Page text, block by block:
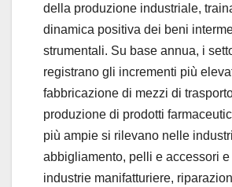
della produzione industriale,
dinamica positiva dei beni
strumentali. Su base annua, i
registrano gli incrementi più
fabbricazione di mezzi di
produzione di prodotti
più ampie si rilevano nelle
abbigliamento, pelli e accessori
industrie manifatturiere,